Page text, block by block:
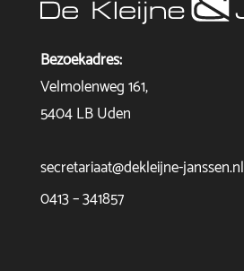
Bezoekadres:
Velmolenweg 161,
5404 LB Uden
secretariaat@dekleijne-janssen.nl
0413 – 341857